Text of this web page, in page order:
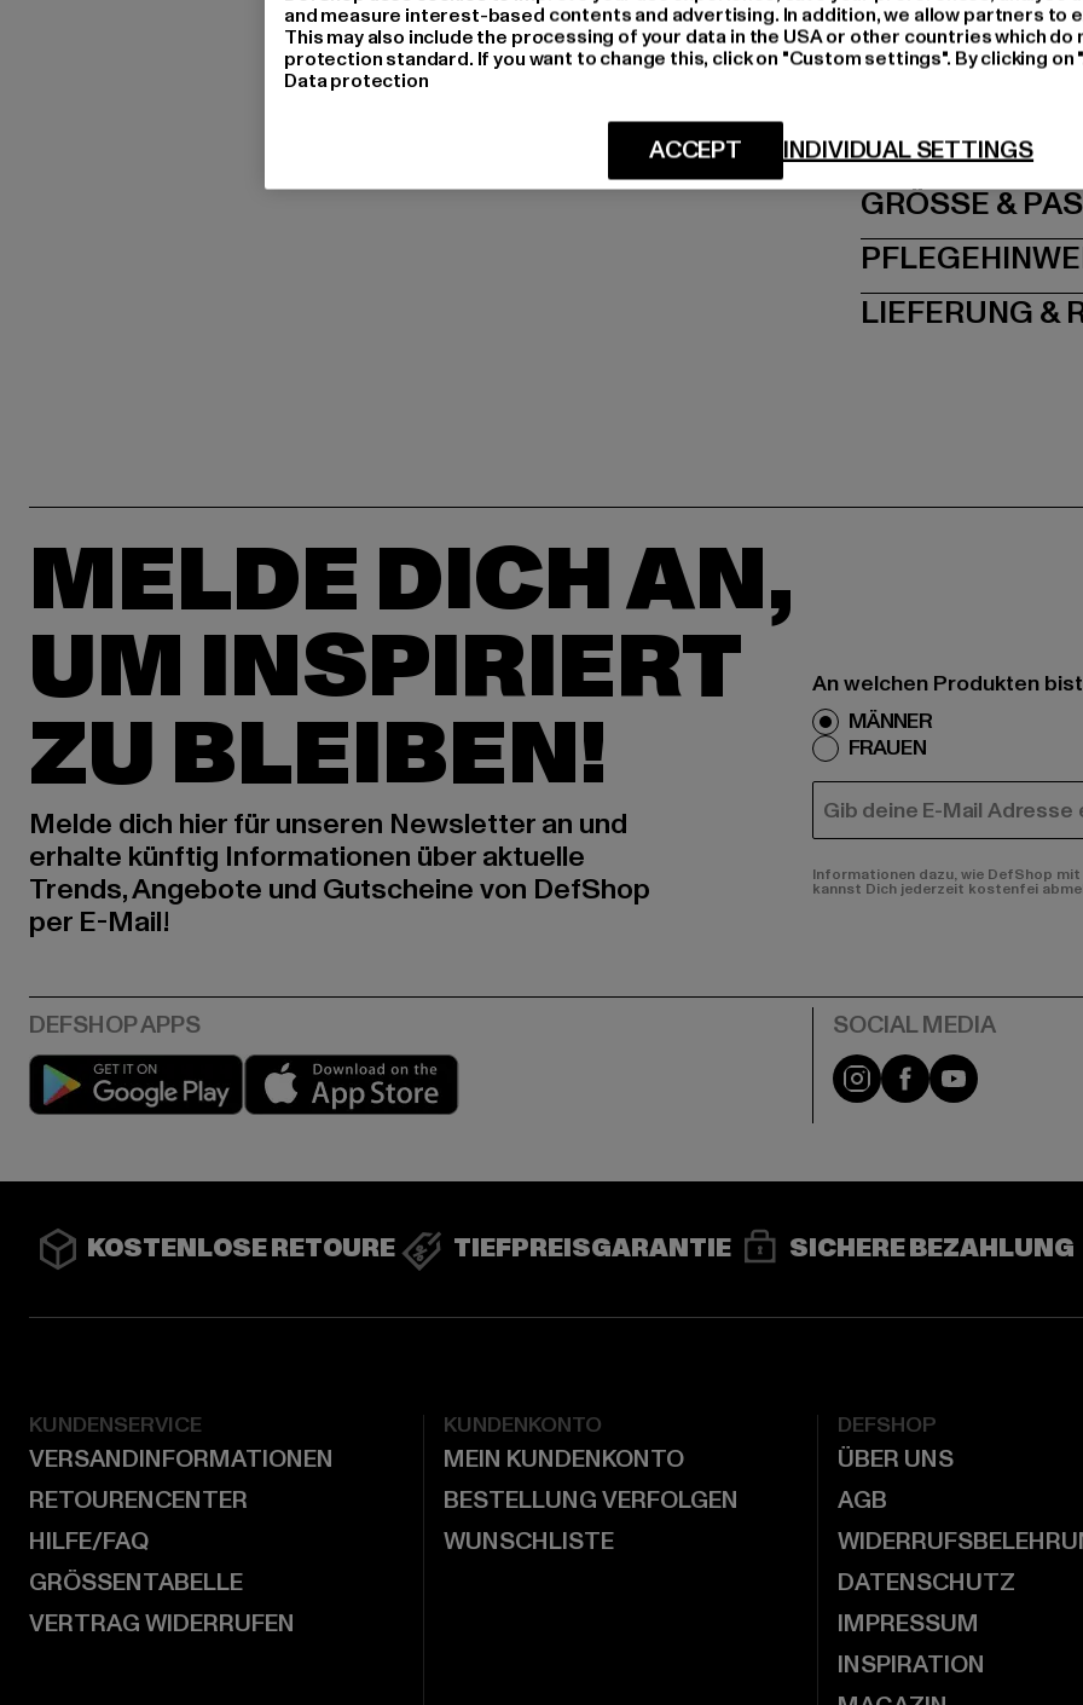
Art.Nr: TB7286-18329
Dr.-Robert-Murjahn-
GRÖSSE
LIEFERUNG &
MELDE DICH AN,
UM INSPIRIERT
ZU BLEIBEN!
Melde dich hier für unseren Newsletter an und
erhalte künftig Informationen über aktuelle
Trends, Angebote und Gutscheine von DefShop
per E-Mail!
An welchen Produkten
MÄNNER
FRAUEN
E-MAIL
Informationen dazu, wie DefShop
kannst Dich jederzeit kostenfei
Play market Instagram
FacebookYouTube
KOSTENLOSE RETOURE TIEFPREISGARANTIE SICHERE BEZAHLUNG
KUNDENSERVICE
VERSANDINFORMATIONEN
RETOURENCENTER
HILFE/FAQ
GRÖSSENTABELLE
VERTRAG WIDERRUFEN
KUNDENKONTO
MEIN KUNDENKONTO
BESTELLUNG VERFOLGEN
WUNSCHLISTE
DEFSHOP
ÜBER UNS
AGB
DATENSCHUTZ
IMPRESSUM
INSPIRATION
and measure interest-based contents and advertising. In addition, we allow partners to
This may also include the processing of your data in the USA or other countries which do
protection standard. If you want to change this, click on "Custom settings". By clicking
Data protection
INDIVIDUAL SETTINGS
ACCEPT